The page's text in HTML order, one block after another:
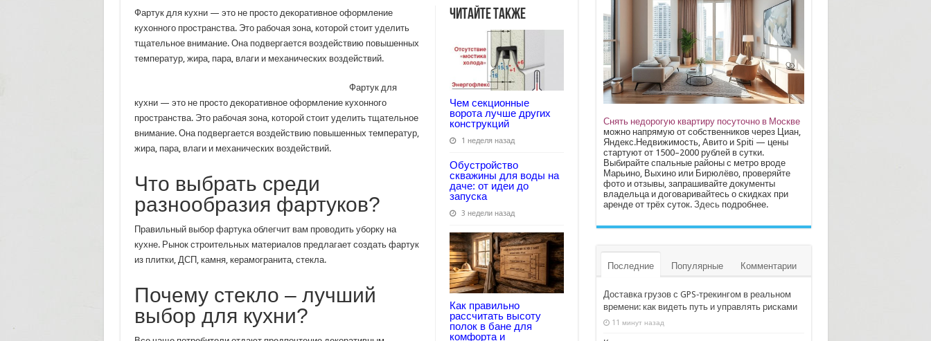
Как
выбрать
фартук
для
кухни
Читайте также
Чем секционные
ворота лучше других
конструкций
1 неделя назад
Обустройство
скважины для воды на
даче: от идеи до
запуска
3 недели назад
Как правильно
рассчитать высоту
полок в бане для
комфорта и
Фартук для кухни — это не просто декоративное оформление
кухонного пространства. Это рабочая зона, которой стоит уделить
тщательное внимание. Она подвергается воздействию повышенных
температур, жира, пара, влаги и механических воздействий.
Фартук для
кухни — это не просто декоративное оформление кухонного
пространства. Это рабочая зона, которой стоит уделить тщательное
внимание. Она подвергается воздействию повышенных температур,
жира, пара, влаги и механических воздействий.
Что выбрать среди
разнообразия фартуков?
Правильный выбор фартука облегчит вам проводить уборку на
кухне. Рынок строительных материалов предлагает создать фартук
из плитки, ДСП, камня, керамогранита, стекла.
Почему стекло – лучший
выбор для кухни?
Снять недорогую квартиру посуточно в Москве
можно напрямую от собственников через Циан,
Яндекс.Недвижимость, Авито и Spiti — цены
стартуют от 1500–2000 рублей в сутки.
Выбирайте спальные районы с метро вроде
Марьино, Выхино или Бирюлёво, проверяйте
фото и отзывы, запрашивайте документы
владельца и договаривайтесь о скидках при
аренде от трёх суток. Здесьподробнее.
Последние Популярные Комментарии
Доставка грузов с GPS‑трекингом в реальном
времени: как видеть путь и управлять рисками
11 минут назад